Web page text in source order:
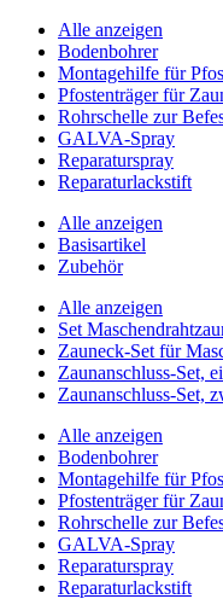
Alle anzeigen
Bodenbohrer
Montagehilfe für
Pfostenträger für
Rohrschelle zur
GALVA-Spray
Reparaturspray
Reparaturlackstift
Alle anzeigen
Basisartikel
Zubehör
Alle anzeigen
Set
Zauneck-Set für
Zaunanschluss-Set,
Zaunanschluss-Set,
Alle anzeigen
Bodenbohrer
Montagehilfe für
Pfostenträger für
Rohrschelle zur
GALVA-Spray
Reparaturspray
Reparaturlackstift